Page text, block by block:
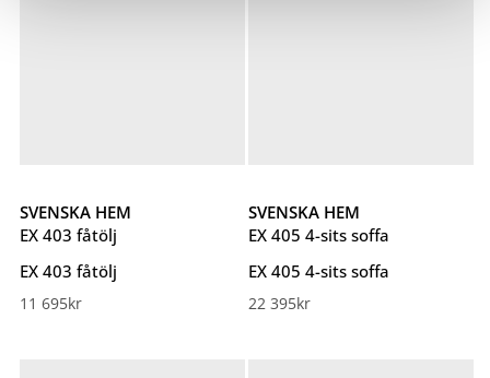
SVENSKA HEM
EX 403 fåtölj
EX 403 fåtölj
11 695kr
SVENSKA HEM
EX 405 4-sits soffa
EX 405 4-sits soffa
22 395kr